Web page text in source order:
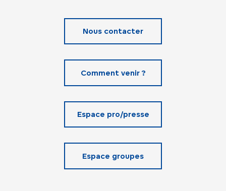
Nous contacter
Comment venir ?
Espace pro/presse
Espace groupes